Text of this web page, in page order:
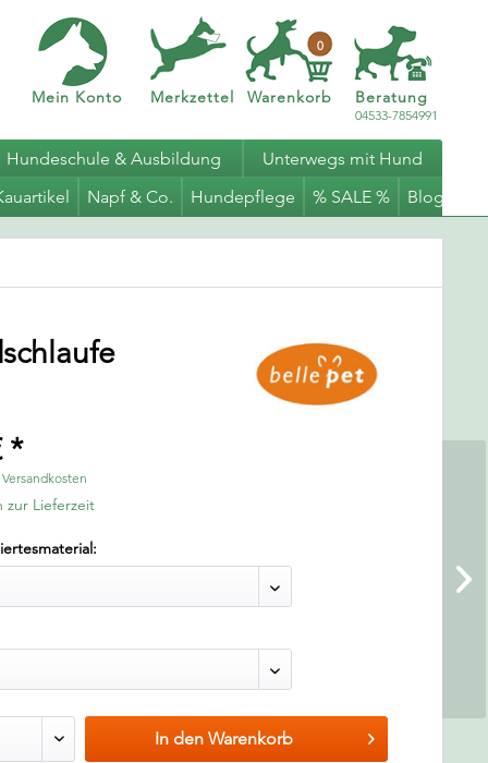
Mein Konto Merkzettel Warenkorb
0
Beratung
04533-7854991
Hundeschule & Ausbildung
Unterwegs mit Hund
Napf & Co. Hundepflege % SALE % Blog
*
Versandkosten
zur Lieferzeit
In den Warenkorb